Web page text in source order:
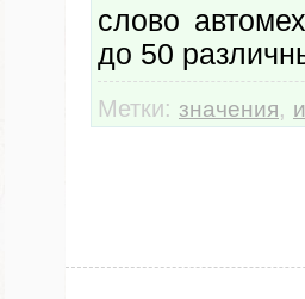
слово
до 50
Метки: значения,